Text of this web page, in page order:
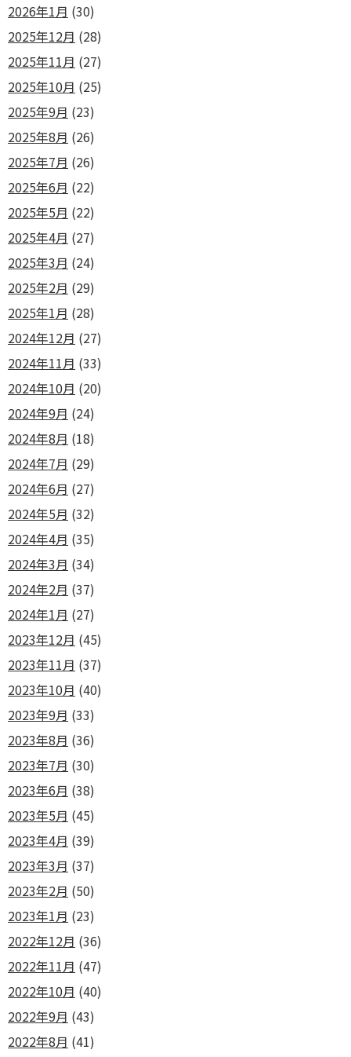
2026年1月 (30)
2025年12月 (28)
2025年11月 (27)
2025年10月 (25)
2025年9月 (23)
2025年8月 (26)
2025年7月 (26)
2025年6月 (22)
2025年5月 (22)
2025年4月 (27)
2025年3月 (24)
2025年2月 (29)
2025年1月 (28)
2024年12月 (27)
2024年11月 (33)
2024年10月 (20)
2024年9月 (24)
2024年8月 (18)
2024年7月 (29)
2024年6月 (27)
2024年5月 (32)
2024年4月 (35)
2024年3月 (34)
2024年2月 (37)
2024年1月 (27)
2023年12月 (45)
2023年11月 (37)
2023年10月 (40)
2023年9月 (33)
2023年8月 (36)
2023年7月 (30)
2023年6月 (38)
2023年5月 (45)
2023年4月 (39)
2023年3月 (37)
2023年2月 (50)
2023年1月 (23)
2022年12月 (36)
2022年11月 (47)
2022年10月 (40)
2022年9月 (43)
2022年8月 (41)